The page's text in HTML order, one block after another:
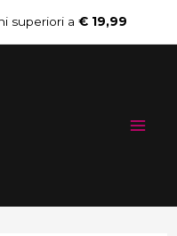
superiori a € 19,99